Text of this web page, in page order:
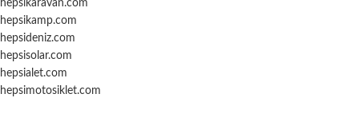
hepsikaravan.com
hepsikamp.com
hepsideniz.com
hepsisolar.com
hepsialet.com
hepsimotosiklet.com